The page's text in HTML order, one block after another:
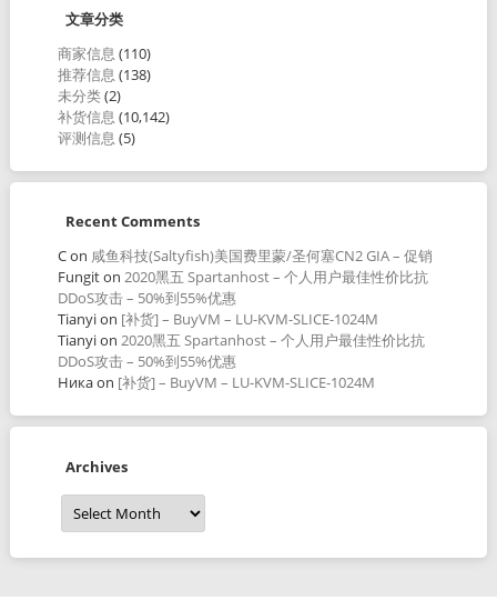
文章分类
商家信息 (110)
推荐信息 (138)
未分类(2)
补货信息 (10,142)
评测信息 (5)
Recent Comments
Con 咸鱼科技(Saltyfish)美国费里蒙/圣何塞CN2 GIA – 促销
Fungiton 2020黑五 Spartanhost – 个人用户最佳性价比抗
DDoS攻击 – 50%到55%优惠
Tianyion [补货] – BuyVM – LU-KVM-SLICE-1024M
Tianyion 2020黑五 Spartanhost – 个人用户最佳性价比抗
DDoS攻击 – 50%到55%优惠
Никаon [补货] – BuyVM – LU-KVM-SLICE-1024M
Archives
Archives